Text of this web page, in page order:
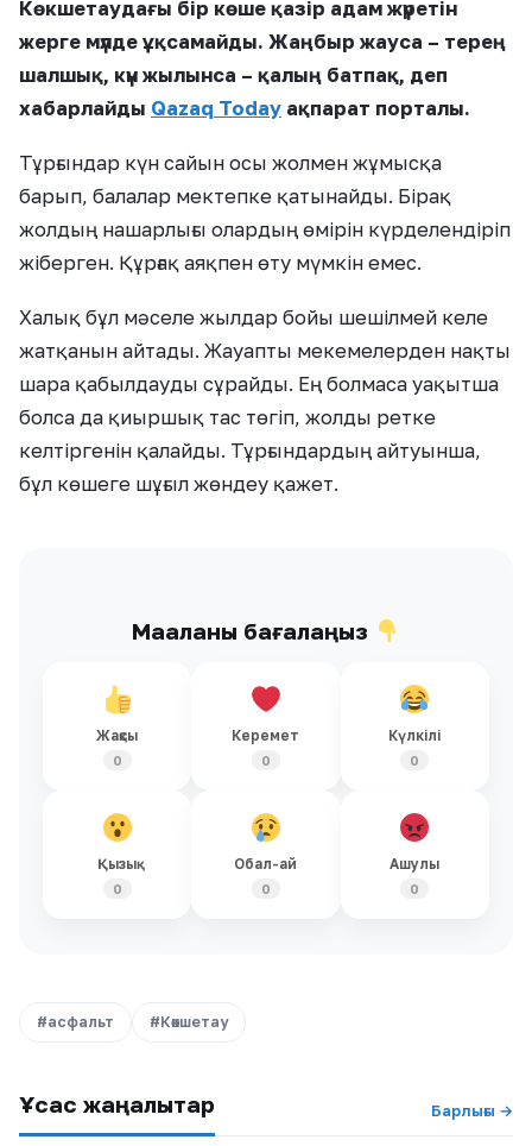
Көкшетаудағы бір көше қазір адам жүретін
жерге мүлде ұқсамайды. Жаңбыр жауса – терең
шалшық, күн жылынса – қалың батпақ, деп
хабарлайды Qazaq Today ақпарат порталы.
Тұрғындар күн сайын осы жолмен жұмысқа
барып, балалар мектепке қатынайды. Бірақ
жолдың нашарлығы олардың өмірін күрделендіріп
жіберген. Құрғақ аяқпен өту мүмкін емес.
Халық бұл мәселе жылдар бойы шешілмей келе
жатқанын айтады. Жауапты мекемелерден нақты
шара қабылдауды сұрайды. Ең болмаса уақытша
болса да қиыршық тас төгіп, жолды ретке
келтіргенін қалайды. Тұрғындардың айтуынша,
бұл көшеге шұғыл жөндеу қажет.
Мақаланы бағалаңыз
Жақсы
0
Керемет
0
Күлкілі
0
Қызық
0
Обал-ай
0
Ашулы
0
#асфальт #Көкшетау
Ұқсас жаңалықтар Барлығы →